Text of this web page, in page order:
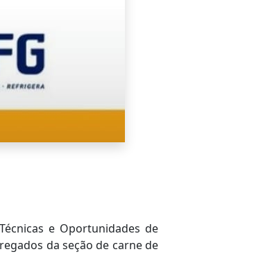
e Oportunidades de
da seção de carne de